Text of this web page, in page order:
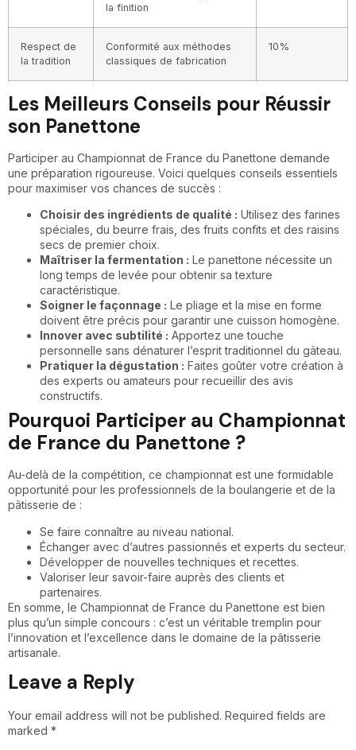
la finition
Respect de
la tradition
Conformité aux méthodes
classiques de fabrication
10%
Les Meilleurs Conseils pour Réussir
son Panettone
Participer au Championnat de France du Panettone demande
une préparation rigoureuse. Voici quelques conseils essentiels
pour maximiser vos chances de succès :
Choisir des ingrédients de qualité : Utilisez des farines
spéciales, du beurre frais, des fruits confits et des raisins
secs de premier choix.
Maîtriser la fermentation : Le panettone nécessite un
long temps de levée pour obtenir sa texture
caractéristique.
Soigner le façonnage : Le pliage et la mise en forme
doivent être précis pour garantir une cuisson homogène.
Innover avec subtilité : Apportez une touche
personnelle sans dénaturer l’esprit traditionnel du gâteau.
Pratiquer la dégustation : Faites goûter votre création à
des experts ou amateurs pour recueillir des avis
constructifs.
Pourquoi Participer au Championnat
de France du Panettone ?
Au-delà de la compétition, ce championnat est une formidable
opportunité pour les professionnels de la boulangerie et de la
pâtisserie de :
Se faire connaître au niveau national.
Échanger avec d’autres passionnés et experts du secteur.
Développer de nouvelles techniques et recettes.
Valoriser leur savoir-faire auprès des clients et
partenaires.
En somme, le Championnat de France du Panettone est bien
plus qu’un simple concours : c’est un véritable tremplin pour
l’innovation et l’excellence dans le domaine de la pâtisserie
artisanale.
Leave a Reply
Your email address will not be published. Required fields are
marked *